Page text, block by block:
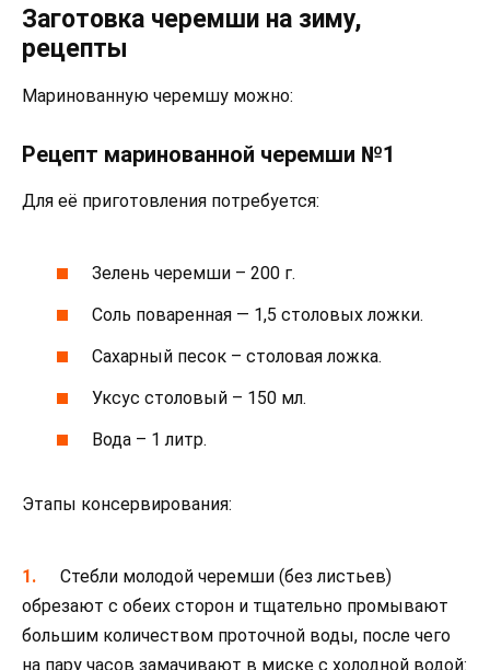
Заготовка черемши на зиму,
рецепты
Маринованную черемшу можно:
Рецепт маринованной черемши №1
Для её приготовления потребуется:
Зелень черемши – 200 г.
Соль поваренная — 1,5 столовых ложки.
Сахарный песок – столовая ложка.
Уксус столовый – 150 мл.
Вода – 1 литр.
Этапы консервирования:
Стебли молодой черемши (без листьев)
обрезают с обеих сторон и тщательно промывают
большим количеством проточной воды, после чего
на пару часов замачивают в миске с холодной водой: